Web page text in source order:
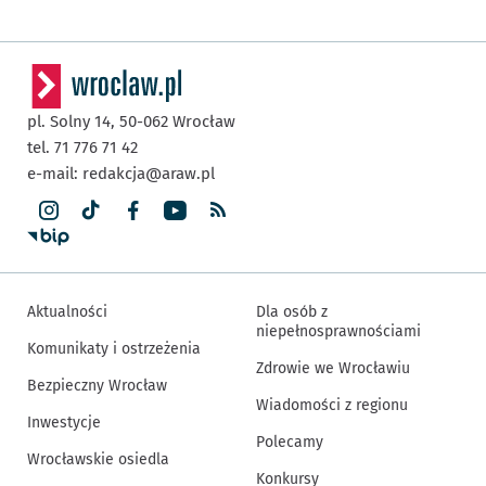
pl. Solny 14, 50-062 Wrocław
tel. 71 776 71 42
e-mail: redakcja@araw.pl
Aktualności
Komunikaty i ostrzeżenia
Bezpieczny Wrocław
Inwestycje
Wrocławskie osiedla
Dla osób z
niepełnosprawnościami
Zdrowie we Wrocławiu
Wiadomości z regionu
Polecamy
Konkursy